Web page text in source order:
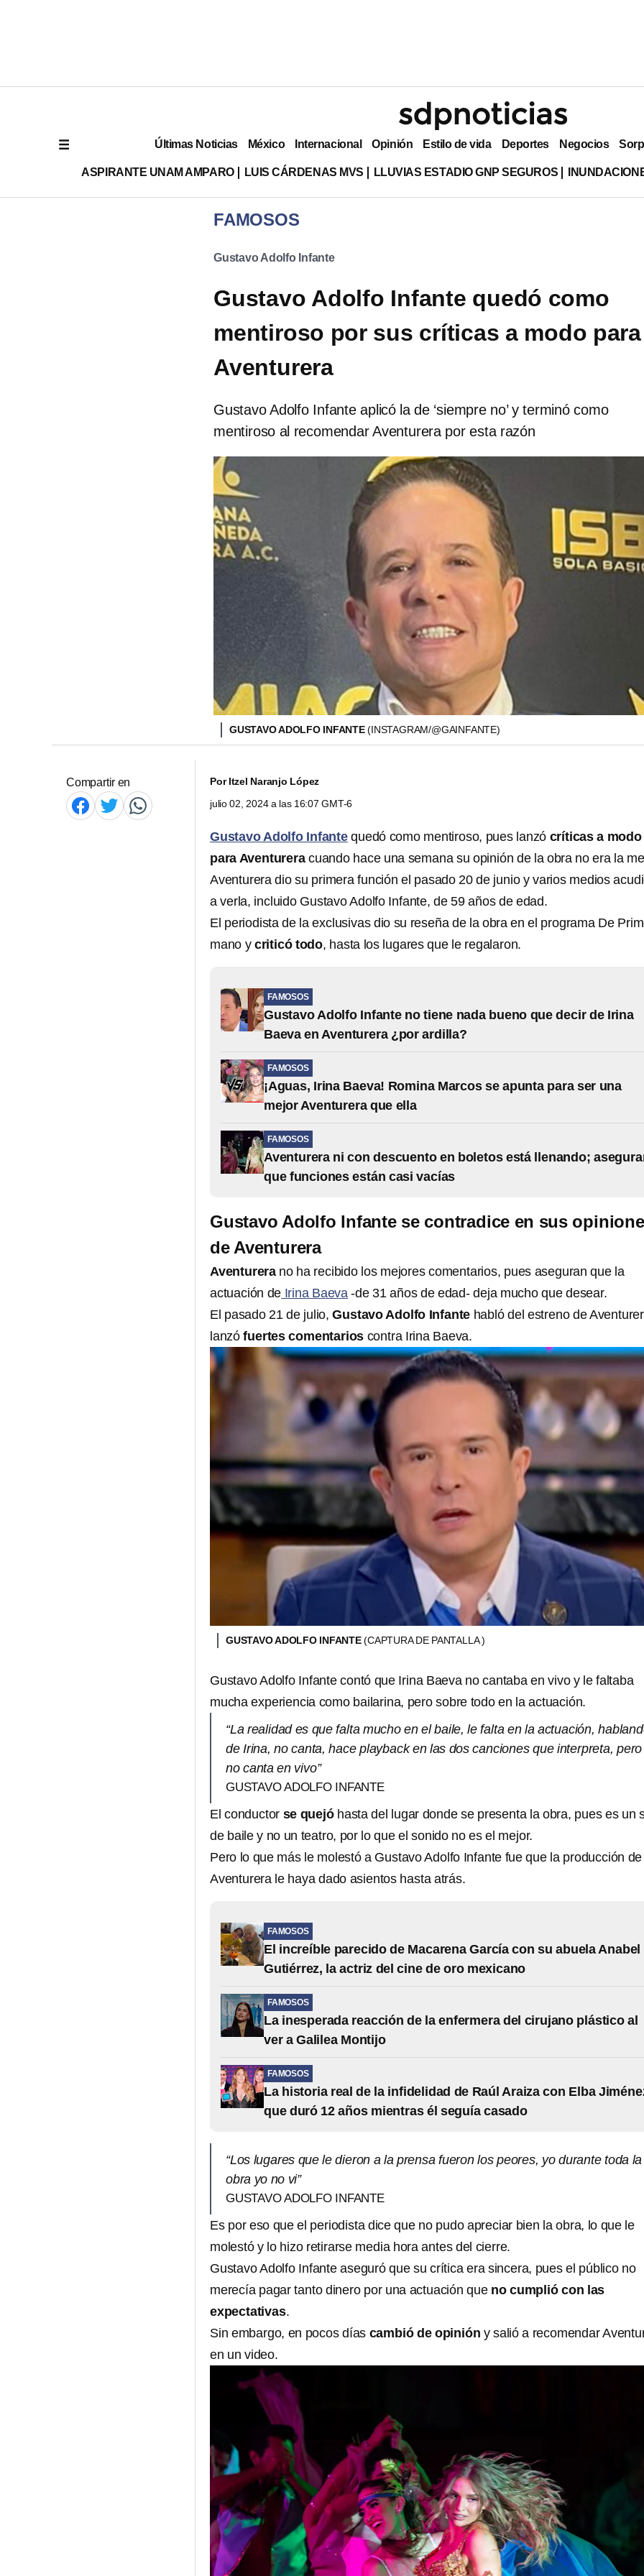
Últimas Noticias México Internacional Opinión Estilo de vida Deportes Negocios
ASPIRANTE UNAM AMPARO LUIS CÁRDENAS MVS LLUVIAS ESTADIO GNP SEGUROS
FAMOSOS
Gustavo Adolfo Infante
Gustavo Adolfo Infante quedó como
mentiroso por sus críticas a modo para
Aventurera
Gustavo Adolfo Infante aplicó la de ‘siempre no’ y terminó como
mentiroso al recomendar Aventurera por esta razón
GUSTAVO ADOLFO INFANTE(INSTAGRAM/@GAINFANTE)
Compartir en PorItzel Naranjo López
julio 02, 2024 a las 16:07 GMT-6
Gustavo Adolfo Infantequedó como mentiroso, pues lanzó críticas a modo
para Aventureracuando hace una semana su opinión de la obra no era la
Aventurera dio su primera función el pasado 20 de junio y varios medios
a verla, incluido Gustavo Adolfo Infante, de 59 años de edad.
El periodista de la exclusivas dio su reseña de la obra en el programa De
mano ycriticó todo, hasta los lugares que le regalaron.
FAMOSOS
Gustavo Adolfo Infante no tiene nada bueno que decir de Irina
Baeva en Aventurera ¿por ardilla?
FAMOSOS
¡Aguas, Irina Baeva! Romina Marcos se apunta para ser una
mejor Aventurera que ella
FAMOSOS
Aventurera ni con descuento en boletos está llenando;
que funciones están casi vacías
Gustavo Adolfo Infante se contradice en sus
de Aventurera
Aventurera no ha recibido los mejores comentarios, pues aseguran que la
actuación de Irina Baeva -de 31 años de edad- deja mucho que desear.
El pasado 21 de julio,Gustavo Adolfo Infante habló del estreno de
lanzófuertes comentarios contra Irina Baeva.
GUSTAVO ADOLFO INFANTE(CAPTURA DE PANTALLA )
Gustavo Adolfo Infante contó que Irina Baeva no cantaba en vivo y le faltaba
mucha experiencia como bailarina, pero sobre todo en la actuación.
“La realidad es que falta mucho en el baile, le falta en la actuación,
de Irina, no canta, hace playback en las dos canciones que interpreta, pero
no canta en vivo”
GUSTAVO ADOLFO INFANTE
El conductor se quejóhasta del lugar donde se presenta la obra, pues es un
de baile y no un teatro, por lo que el sonido no es el mejor.
Pero lo que más le molestó a Gustavo Adolfo Infante fue que la producción de
Aventurera le haya dado asientos hasta atrás.
FAMOSOS
El increíble parecido de Macarena García con su abuela Anabel
Gutiérrez, la actriz del cine de oro mexicano
FAMOSOS
La inesperada reacción de la enfermera del cirujano plástico al
ver a Galilea Montijo
FAMOSOS
La historia real de la infidelidad de Raúl Araiza con Elba
que duró 12 años mientras él seguía casado
“Los lugares que le dieron a la prensa fueron los peores, yo durante toda la
obra yo no vi”
GUSTAVO ADOLFO INFANTE
Es por eso que el periodista dice que no pudo apreciar bien la obra, lo que le
molestó y lo hizo retirarse media hora antes del cierre.
Gustavo Adolfo Infante aseguró que su crítica era sincera, pues el público no
merecía pagar tanto dinero por una actuación que no cumplió con las
expectativas.
Sin embargo, en pocos días cambió de opinión y salió a recomendar
en un video.